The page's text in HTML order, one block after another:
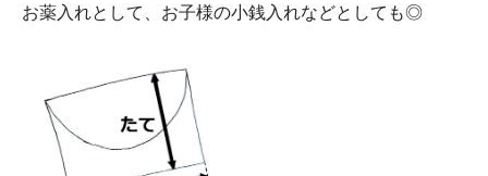
お薬入れとして、お子様の小銭入れなどとしても◎